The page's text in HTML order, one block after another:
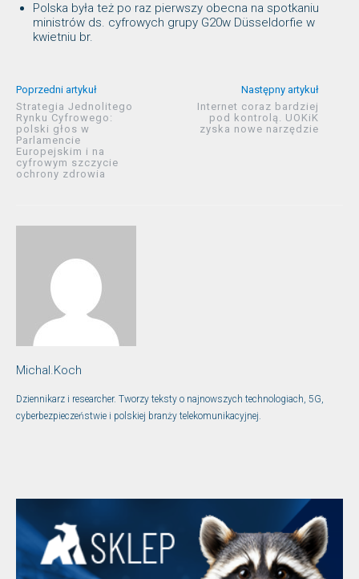
Polska była też po raz pierwszy obecna na spotkaniu
ministrów ds. cyfrowych grupy G20w Düsseldorfie w
kwietniu br.
Poprzedni artykuł
Strategia Jednolitego
Rynku Cyfrowego:
polski głos w
Parlamencie
Europejskim i na
cyfrowym szczycie
ochrony zdrowia
Następny artykuł
Internet coraz bardziej
pod kontrolą. UOKiK
zyska nowe narzędzie
Michal.Koch
Dziennikarz i researcher. Tworzy teksty o najnowszych technologiach, 5G,
cyberbezpieczeństwie i polskiej branży telekomunikacyjnej.